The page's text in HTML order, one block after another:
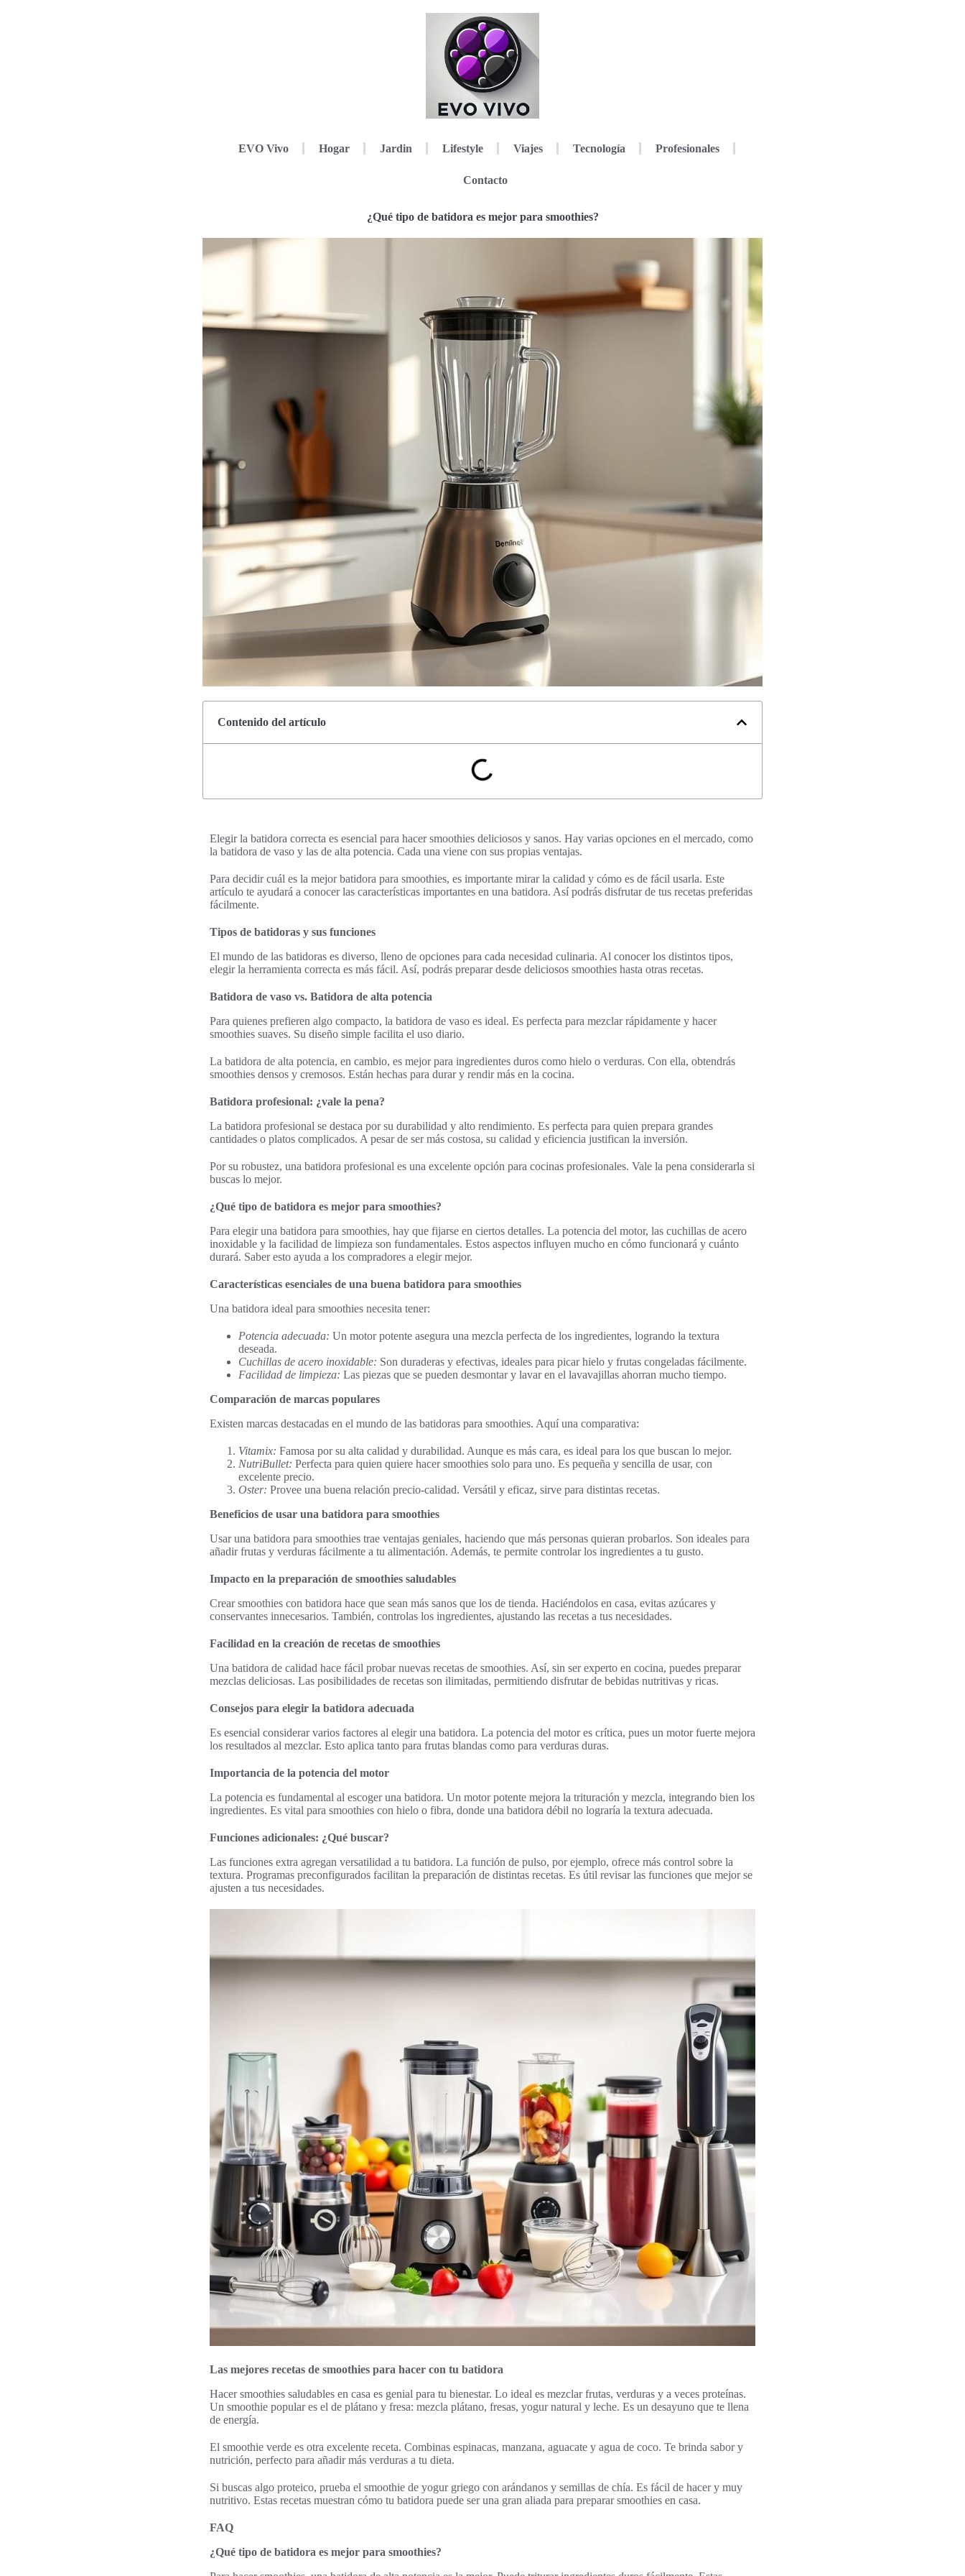
EVO Vivo Hogar Jardin Lifestyle Viajes Tecnología Profesionales
Contacto
¿Qué tipo de batidora es mejor para smoothies?
Contenido del artículo
Elegir la batidora correcta es esencial para hacer smoothies deliciosos y sanos. Hay varias opciones en el mercado, como
la batidora de vaso y las de alta potencia. Cada una viene con sus propias ventajas.
Para decidir cuál es la mejor batidora para smoothies, es importante mirar la calidad y cómo es de fácil usarla. Este
artículo te ayudará a conocer las características importantes en una batidora. Así podrás disfrutar de tus recetas preferidas
fácilmente.
Tipos de batidoras y sus funciones
El mundo de las batidoras es diverso, lleno de opciones para cada necesidad culinaria. Al conocer los distintos tipos,
elegir la herramienta correcta es más fácil. Así, podrás preparar desde deliciosos smoothies hasta otras recetas.
Batidora de vaso vs. Batidora de alta potencia
Para quienes prefieren algo compacto, la batidora de vaso es ideal. Es perfecta para mezclar rápidamente y hacer
smoothies suaves. Su diseño simple facilita el uso diario.
La batidora de alta potencia, en cambio, es mejor para ingredientes duros como hielo o verduras. Con ella, obtendrás
smoothies densos y cremosos. Están hechas para durar y rendir más en la cocina.
Batidora profesional: ¿vale la pena?
La batidora profesional se destaca por su durabilidad y alto rendimiento. Es perfecta para quien prepara grandes
cantidades o platos complicados. A pesar de ser más costosa, su calidad y eficiencia justifican la inversión.
Por su robustez, una batidora profesional es una excelente opción para cocinas profesionales. Vale la pena considerarla si
buscas lo mejor.
¿Qué tipo de batidora es mejor para smoothies?
Para elegir una batidora para smoothies, hay que fijarse en ciertos detalles. La potencia del motor, las cuchillas de acero
inoxidable y la facilidad de limpieza son fundamentales. Estos aspectos influyen mucho en cómo funcionará y cuánto
durará. Saber esto ayuda a los compradores a elegir mejor.
Características esenciales de una buena batidora para smoothies
Una batidora ideal para smoothies necesita tener:
Potencia adecuada: Un motor potente asegura una mezcla perfecta de los ingredientes, logrando la textura
deseada.
Cuchillas de acero inoxidable: Son duraderas y efectivas, ideales para picar hielo y frutas congeladas fácilmente.
Facilidad de limpieza: Las piezas que se pueden desmontar y lavar en el lavavajillas ahorran mucho tiempo.
Comparación de marcas populares
Existen marcas destacadas en el mundo de las batidoras para smoothies. Aquí una comparativa:
Vitamix: Famosa por su alta calidad y durabilidad. Aunque es más cara, es ideal para los que buscan lo mejor.
NutriBullet: Perfecta para quien quiere hacer smoothies solo para uno. Es pequeña y sencilla de usar, con
excelente precio.
Oster: Provee una buena relación precio-calidad. Versátil y eficaz, sirve para distintas recetas.
Beneficios de usar una batidora para smoothies
Usar una batidora para smoothies trae ventajas geniales, haciendo que más personas quieran probarlos. Son ideales para
añadir frutas y verduras fácilmente a tu alimentación. Además, te permite controlar los ingredientes a tu gusto.
Impacto en la preparación de smoothies saludables
Crear smoothies con batidora hace que sean más sanos que los de tienda. Haciéndolos en casa, evitas azúcares y
conservantes innecesarios. También, controlas los ingredientes, ajustando las recetas a tus necesidades.
Facilidad en la creación de recetas de smoothies
Una batidora de calidad hace fácil probar nuevas recetas de smoothies. Así, sin ser experto en cocina, puedes preparar
mezclas deliciosas. Las posibilidades de recetas son ilimitadas, permitiendo disfrutar de bebidas nutritivas y ricas.
Consejos para elegir la batidora adecuada
Es esencial considerar varios factores al elegir una batidora. La potencia del motor es crítica, pues un motor fuerte mejora
los resultados al mezclar. Esto aplica tanto para frutas blandas como para verduras duras.
Importancia de la potencia del motor
La potencia es fundamental al escoger una batidora. Un motor potente mejora la trituración y mezcla, integrando bien los
ingredientes. Es vital para smoothies con hielo o fibra, donde una batidora débil no lograría la textura adecuada.
Funciones adicionales: ¿Qué buscar?
Las funciones extra agregan versatilidad a tu batidora. La función de pulso, por ejemplo, ofrece más control sobre la
textura. Programas preconfigurados facilitan la preparación de distintas recetas. Es útil revisar las funciones que mejor se
ajusten a tus necesidades.
Las mejores recetas de smoothies para hacer con tu batidora
Hacer smoothies saludables en casa es genial para tu bienestar. Lo ideal es mezclar frutas, verduras y a veces proteínas.
Un smoothie popular es el de plátano y fresa: mezcla plátano, fresas, yogur natural y leche. Es un desayuno que te llena
de energía.
El smoothie verde es otra excelente receta. Combinas espinacas, manzana, aguacate y agua de coco. Te brinda sabor y
nutrición, perfecto para añadir más verduras a tu dieta.
Si buscas algo proteico, prueba el smoothie de yogur griego con arándanos y semillas de chía. Es fácil de hacer y muy
nutritivo. Estas recetas muestran cómo tu batidora puede ser una gran aliada para preparar smoothies en casa.
FAQ
¿Qué tipo de batidora es mejor para smoothies?